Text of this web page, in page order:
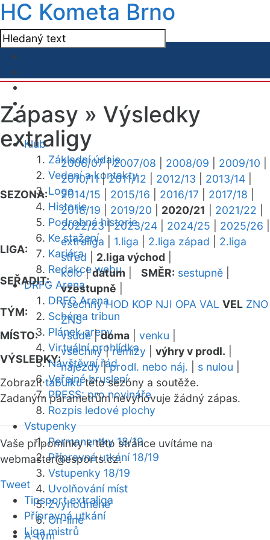
HC Kometa Brno
Klub
Základní údaje
Vedení a kontakty
Logo
Historie
Podrobná historie
Ke stažení
Kariéra
Redakce webu
DRFG Arena
DRFG Arena
Schéma tribun
Plánek areny
Virtuální prohlídka
Návštěvní řád
Veřejné bruslení
PRESS: pro novináře
Rozpis ledové plochy
Vstupenky
Permanentky 18/19
Přípravná utkání 18/19
Vstupenky 18/19
Uvolňování míst
Zvýhodněné
On-line
A-tým
Zápasy » Výsledky
extraligy
SEZONA:
2006/07|2007/08 2008/09 2009/10
2010/11|2011/12 2012/13 2013/14
2014/15
2015/16 2016/17 2017/18
2018/19
2019/20 2020/21 2021/22
2022/23|2023/24 2024/25 2025/26
LIGA:
extraliga 1.liga 2.liga západ
2.liga
střed
2.liga východ
SEŘADIT:
kolo|datum SMĚR: sestupně
vzestupně
TÝM:
všechny HOD KOP NJI OPA VAL VEL ZNO
ZNS
MÍSTO:
všude|doma venku
VÝSLEDKY:
všechny|remízy výhry v prodl.
nájezdy|prodl. nebo náj. s nulou
Zobrazittabulkutéto sezóny a soutěže.
Zadaným parametrům nevyhovuje žádný zápas.
Vaše připomínky k této stránce uvítáme na
webmaster@esports.cz.
Tweet
Tipsport extraliga
Přípravná utkání
Liga mistrů